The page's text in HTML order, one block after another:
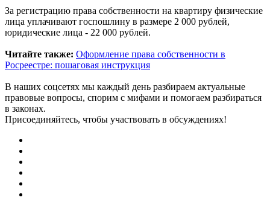
За регистрацию права собственности на квартиру физические
лица уплачивают госпошлину в размере 2 000 рублей,
юридические лица - 22 000 рублей.
Читайте также: Оформление права собственности в
Росреестре: пошаговая инструкция
В наших соцсетях мы каждый день разбираем актуальные
правовые вопросы, спорим с мифами и помогаем разбираться
в законах.
Присоединяйтесь, чтобы участвовать в обсуждениях!